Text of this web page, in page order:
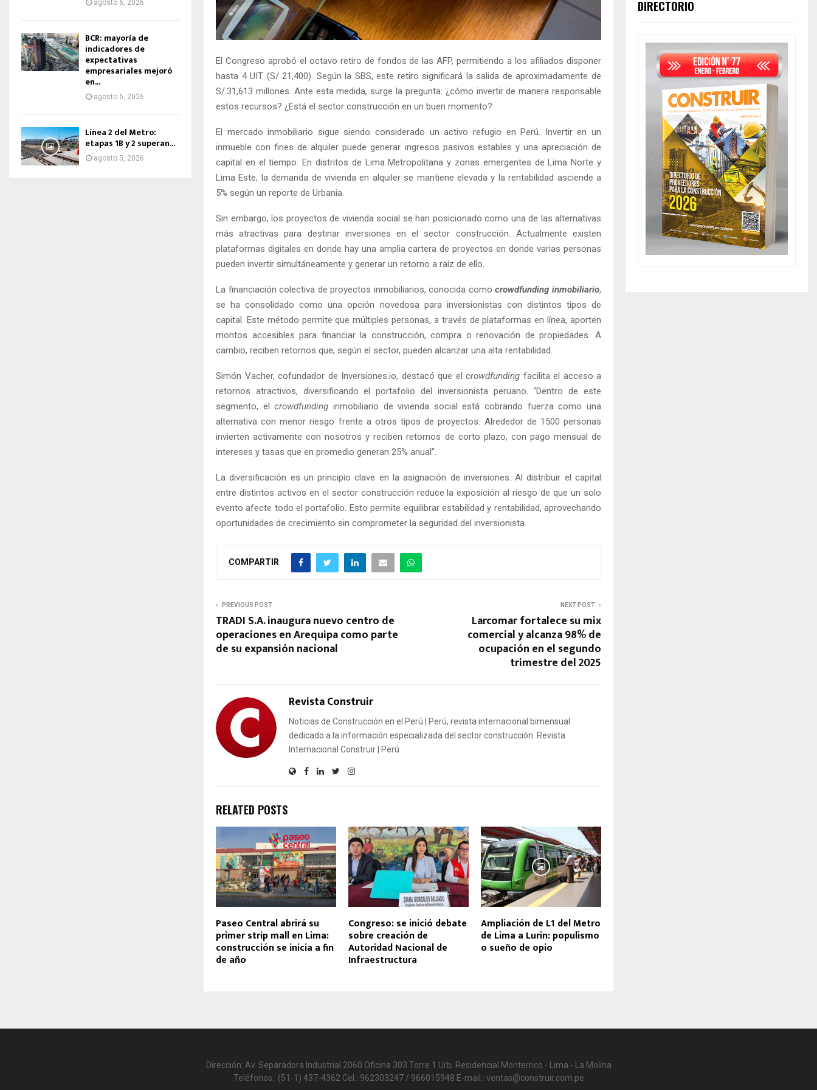
El Congreso aprobó el octavo retiro de fondos de las AFP, permitiendo a los afiliados disponer
hasta 4 UIT (S/ 21,400). Según la SBS, este retiro significará la salida de aproximadamente de
S/.31,613 millones. Ante esta medida, surge la pregunta: ¿cómo invertir de manera responsable
estos recursos? ¿Está el sector construcción en un buen momento?
El mercado inmobiliario sigue siendo considerado un activo refugio en Perú. Invertir en un
inmueble con fines de alquiler puede generar ingresos pasivos estables y una apreciación de
capital en el tiempo. En distritos de Lima Metropolitana y zonas emergentes de Lima Norte y
Lima Este, la demanda de vivienda en alquiler se mantiene elevada y la rentabilidad asciende a
5% según un reporte de Urbania.
Sin embargo, los proyectos de vivienda social se han posicionado como una de las alternativas
más atractivas para destinar inversiones en el sector construcción. Actualmente existen
plataformas digitales en donde hay una amplia cartera de proyectos en donde varias personas
pueden invertir simultáneamente y generar un retorno a raíz de ello.
La financiación colectiva de proyectos inmobiliarios, conocida comocrowdfunding inmobiliario,
se ha consolidado como una opción novedosa para inversionistas con distintos tipos de
capital. Este método permite que múltiples personas, a través de plataformas en línea, aporten
montos accesibles para financiar la construcción, compra o renovación de propiedades. A
cambio, reciben retornos que, según el sector, pueden alcanzar una alta rentabilidad.
Simón Vacher, cofundador de Inversiones.io, destacó que el crowdfunding facilita el acceso a
retornos atractivos, diversificando el portafolio del inversionista peruano. “Dentro de este
segmento, elcrowdfunding inmobiliario de vivienda social está cobrando fuerza como una
alternativa con menor riesgo frente a otros tipos de proyectos. Alrededor de 1500 personas
invierten activamente con nosotros y reciben retornos de corto plazo, con pago mensual de
intereses y tasas que en promedio generan 25% anual”.
La diversificación es un principio clave en la asignación de inversiones. Al distribuir el capital
entre distintos activos en el sector construcción reduce la exposición al riesgo de que un solo
evento afecte todo el portafolio. Esto permite equilibrar estabilidad y rentabilidad, aprovechando
oportunidades de crecimiento sin comprometer la seguridad del inversionista.
COMPARTIR
PREVIOUS POST
TRADI S.A. inaugura nuevo centro de
operaciones en Arequipa como parte
de su expansión nacional
NEXT POST
Larcomar fortalece su mix
comercial y alcanza 98% de
ocupación en el segundo
trimestre del 2025
Revista Construir
Noticias de Construcción en el Perú | Perú, revista internacional bimensual
dedicado a la información especializada del sector construcción. Revista
Internacional Construir | Perú
RELATED POSTS
Paseo Central abrirá su
primer strip mall en Lima:
construcción se inicia a fin
de año
Congreso: se inició debate
sobre creación de
Autoridad Nacional de
Infraestructura
Ampliación de L1 del Metro
de Lima a Lurin: populismo
o sueño de opio
agosto 6, 2026
BCR: mayoría de
indicadores de
expectativas
empresariales mejoró
en...
agosto 6, 2026
Línea 2 del Metro:
etapas 1B y 2 superan...
agosto 5, 2026
DIRECTORIO
Dirección: Av. Separadora Industrial 2060 Oficina 303 Torre 1 Urb. Residencial Monterrico - Lima - La Molina
Teléfonos.: (51-1) 437-4362 Cel.: 962303247 / 966015948 E-mail.: ventas@construir.com.pe